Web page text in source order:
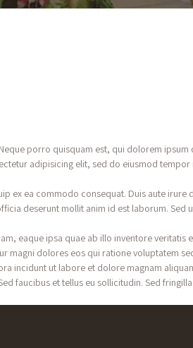
porro quisquam est, qui dolorem
adipisicing elit, sed do eiusmod
ex ea commodo consequat. Duis aute
deserunt mollit anim id est laborum. Sed
eaque ipsa quae ab illo inventore
magni dolores eos qui ratione voluptatem
incidunt ut labore et dolore magnam
faucibus et tellus eu sollicitudin. Sed